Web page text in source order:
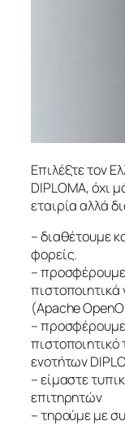
Επιλέξτε τον
DIPLOMA, όχι
εταιρία αλλά
– διαθέτουμε
φορείς.
–
πιστοποιητικά
(Apache
–
ενοτήτων
– είμαστε
επιτηρητών
– τηρούμε με